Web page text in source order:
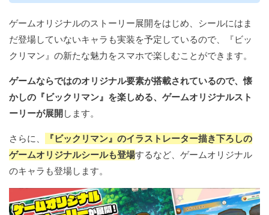
ゲームオリジナルのストーリー展開をはじめ、シールにはま
だ登場していないキャラも実装を予定しているので、『ビッ
クリマン』の新たな魅力をスマホで楽しむことができます。
ゲームならではのオリジナル要素が搭載されているので、懐
かしの『ビックリマン』を楽しめる、ゲームオリジナルスト
ーリーが展開します。
さらに、
『ビックリマン』のイラストレーター描き下ろしの
ゲームオリジナルシールも登場するなど、ゲームオリジナル
のキャラも登場します。